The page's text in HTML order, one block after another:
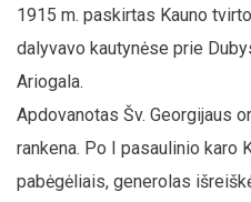
1915 m. paskirtas Kauno
dalyvavo kautynėse prie
Ariogala.
Apdovanotas Šv. Georgijaus
rankena. Po I pasaulinio karo
pabėgėliais, generolas